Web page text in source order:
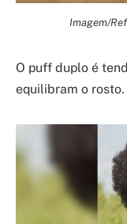
Imagem/
O puff duplo é
equilibram o rosto.